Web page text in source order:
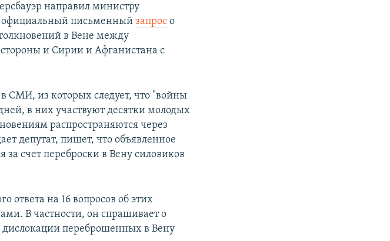
направил министру
официальный письменныйзапрос о
в Вене между
и Сирии и Афганистана с
СМИ, из которых следует, что "войны
в них участвуют десятки молодых
распространяются через
депутат, пишет, что объявленное
счет переброски в Вену силовиков
ответа на 16 вопросов об этих
В частности, он спрашивает о
дислокации переброшенных в Вену